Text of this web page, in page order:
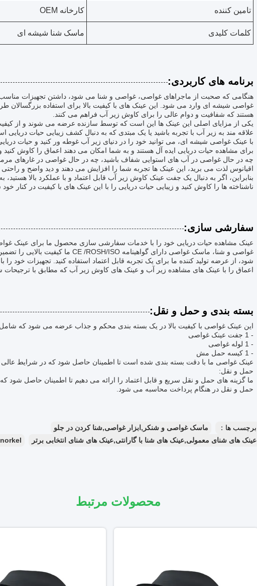
تامین کننده کارخانه OEM
کلمات کلیدی ماسک شنا شیشه ای
برنامه های کاربردی:
هنگامی که صحبت از ماجراهای غواصی، غواصی و شنا می شود، داشتن تجهیزات مناسب
هستند که شفافیت و دوام عالی را برای کاوش زیر آب فراهم می کنند.
یکی از مزایای اصلی این عینک ها این است که توسط سازنده عرضه می شوند و از کیفیت
علاقه مند به زیر آب با تجربه باشید یا یک مبتدی که به دنبال کشف زیبایی حیات
با عینک غواصی شیشه ای، می توانید خود را در دنیای زیر آب غوطه ور کنید و حیات
برای مشاهده حیات دریایی ایده آل هستند و به شما امکان می دهند اعماق را کاوش
چه در حال غواصی در آب های استوایی شفاف باشید، چه در حال غواصی در غارهای
اقیانوس لذت می برید، این عینک ها تجربه شما را افزایش می دهند و دید واضح و
بنابراین، اگر به دنبال یک جفت عینک کاوش زیر آب قابل اعتماد و با عملکرد بالا
ناشناخته ها را کاوش کنید و زیبایی حیات دریایی را با این عینک های با کیفیت در کنار خود
سفارشی سازی:
عینک مشاهده حیات دریایی خود را با خدمات سفارشی سازی محصول ما برای عینک
شود، از عرضه تولید کننده ما برای یک تجربه قابل اعتماد استفاده کنید. تجهیزات خود
اعماق را با عینک های مشاهده زیر آب و عینک های کاوش زیر آب که مطابق با ترجیحات
بسته بندی و حمل و نقل:
این عینک غواصی با کیفیت بالا در یک بسته بندی محکم و جذاب عرضه می شود که
- 1 جفت عینک غواصی
- 1 لوله غواصی
- 1 کیسه حمل مش
عینک غواصی ما با دقت بسته بندی شده است تا اطمینان حاصل شود که در شرایط
حمل و نقل:
ما گزینه های حمل و نقل سریع و قابل اعتماد را ارائه می دهیم تا اطمینان حاصل
حمل و نقل در هنگام پرداخت محاسبه می شود.
برچسب ها：
ماسک غواصی و شنکر,ابزار غواصی,شنا کردن در جلو
عینک های شنای معمولی,عینک های شنا با گارانتی,عینک های شنای انتخابی برتر
محصولات مرتبط